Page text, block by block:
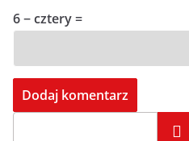
6 − cztery =
Szukaj